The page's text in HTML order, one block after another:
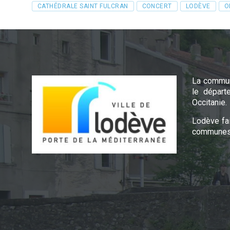
Tags
CATHÉDRALE SAINT FULCRAN CONCERT LODÈVE
La
le
Occitanie.
Lodève